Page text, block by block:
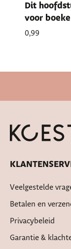
Dit
voor
0,99
Veelgestelde
Betalen en
Privacybeleid
Garantie &